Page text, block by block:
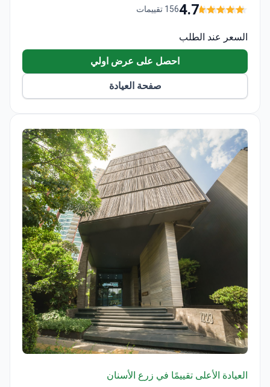
الطبية ويعمل في منطقة شيشلي بإسطنبول.
4.7156 تقييمات
السعر عند الطلب
احصل على عرض اولي
صفحة العيادة
العيادة الأعلى تقييمًا في زرع الأسنان